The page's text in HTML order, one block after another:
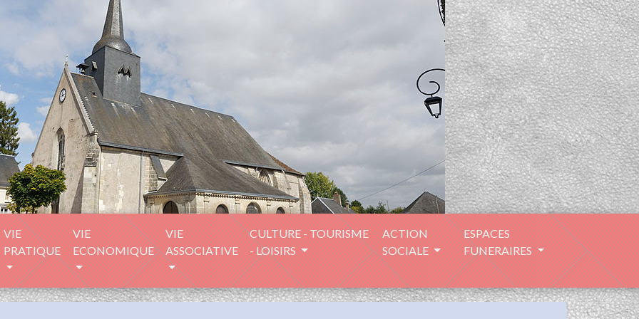
VIE
PRATIQUE
VIE
ECONOMIQUE
VIE
ASSOCIATIVE
CULTURE - TOURISME
- LOISIRS
ACTION
SOCIALE
ESPACES
FUNERAIRES